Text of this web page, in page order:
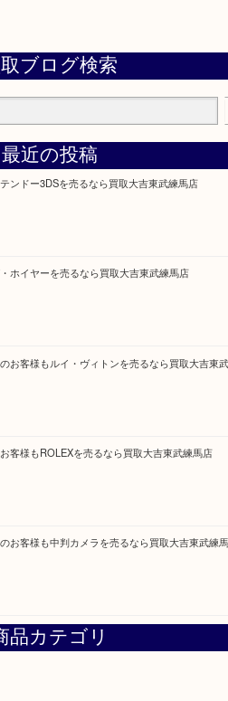
テンドー3DSを売るなら買取大吉東武練馬店
・ホイヤーを売るなら買取大吉東武練馬店
いのお客様もルイ・ヴィトンを売るなら買取